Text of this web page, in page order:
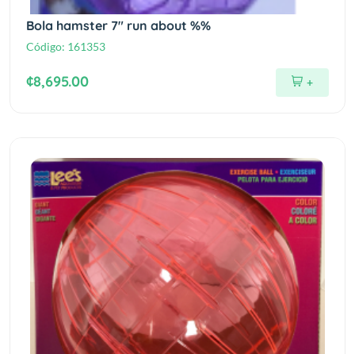
Bola hamster 7" run about %%
Código: 161353
¢8,695.00 +